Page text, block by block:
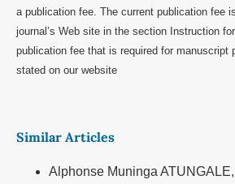
a publication fee. The current publication fee
journal’s Web site in the section Instruction
publication fee that is required for manuscript
stated on our website
Similar Articles
Alphonse Muninga